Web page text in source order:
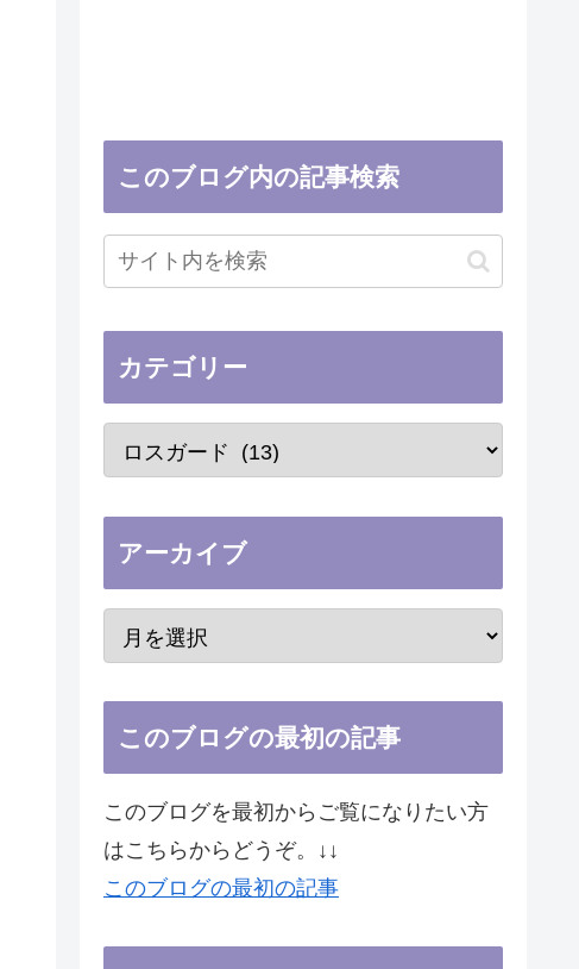
このブログ内の記事検索
カテゴリー
アーカイブ
このブログの最初の記事
このブログを最初からご覧になりたい方
はこちらからどうぞ。↓↓
このブログの最初の記事